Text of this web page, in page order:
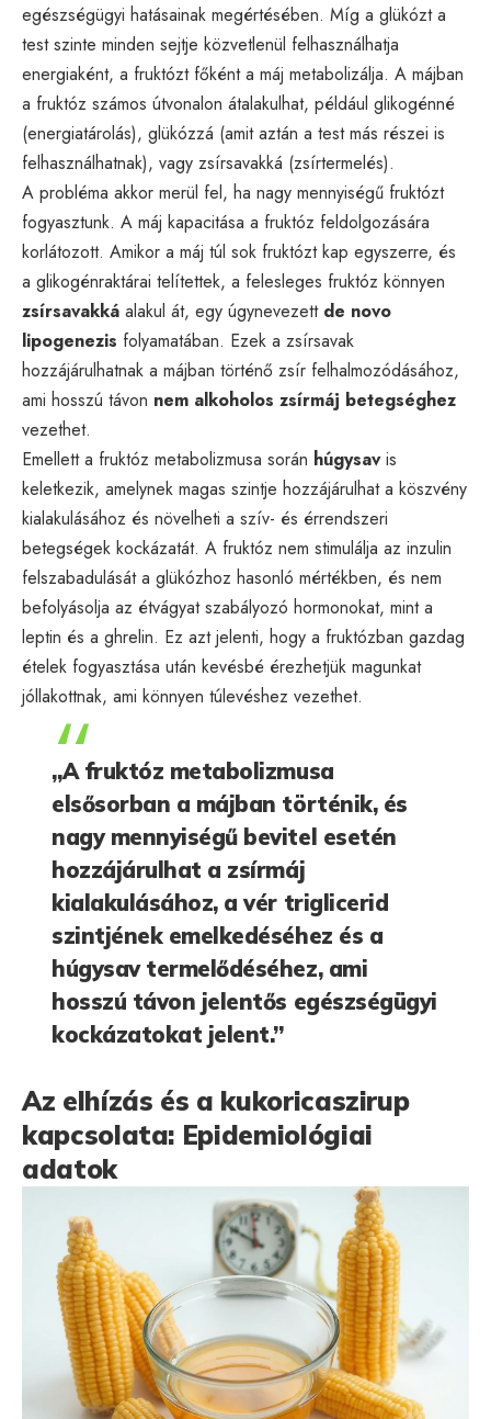
egészségügyi hatásainak megértésében. Míg a glükózt a
test szinte minden sejtje közvetlenül felhasználhatja
energiaként, a fruktózt főként a máj metabolizálja. A májban
a fruktóz számos útvonalon átalakulhat, például glikogénné
(energiatárolás), glükózzá (amit aztán a test más részei is
felhasználhatnak), vagy zsírsavakká (zsírtermelés).
A probléma akkor merül fel, ha nagy mennyiségű fruktózt
fogyasztunk. A máj kapacitása a fruktóz feldolgozására
korlátozott. Amikor a máj túl sok fruktózt kap egyszerre, és
a glikogénraktárai telítettek, a felesleges fruktóz könnyen
zsírsavakká alakul át, egy úgynevezett de novo
lipogenezis folyamatában. Ezek a zsírsavak
hozzájárulhatnak a májban történő zsír felhalmozódásához,
ami hosszú távon nem alkoholos zsírmáj betegséghez
vezethet.
Emellett a fruktóz metabolizmusa során húgysavis
keletkezik, amelynek magas szintje hozzájárulhat a köszvény
kialakulásához és növelheti a szív- és érrendszeri
betegségek kockázatát. A fruktóz nem stimulálja az inzulin
felszabadulását a glükózhoz hasonló mértékben, és nem
befolyásolja az étvágyat szabályozó hormonokat, mint a
leptin és a ghrelin. Ez azt jelenti, hogy a fruktózban gazdag
ételek fogyasztása után kevésbé érezhetjük magunkat
jóllakottnak, ami könnyen túlevéshez vezethet.
„A fruktóz metabolizmusa
elsősorban a májban történik, és
nagy mennyiségű bevitel esetén
hozzájárulhat a zsírmáj
kialakulásához, a vér triglicerid
szintjének emelkedéséhez és a
húgysav termelődéséhez, ami
hosszú távon jelentős egészségügyi
kockázatokat jelent.”
Az elhízás és a kukoricaszirup
kapcsolata: Epidemiológiai
adatok